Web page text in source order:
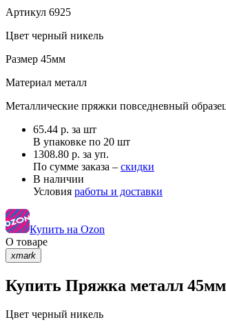
Артикул 6925
Цвет черный никель
Размер 45мм
Материал металл
Металлические пряжки повседневный
65.44 р. за шт
В упаковке по 20 шт
1308.80 р. за уп.
По сумме заказа – скидки
В наличии
Условия работы и доставки
Купить на Ozon
О товаре
xmark
Купить Пряжка металл
Цвет черный никель